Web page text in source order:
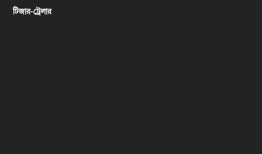
টিজার-ট্রেলার